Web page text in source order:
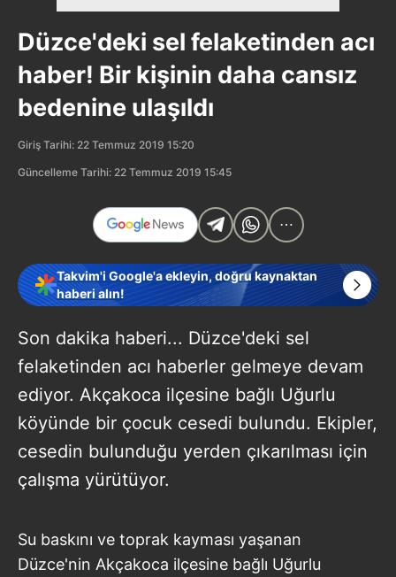
Düzce'deki sel felaketinden acı
haber! Bir kişinin daha cansız
bedenine ulaşıldı
Giriş Tarihi: 22 Temmuz 2019 15:20
Güncelleme Tarihi: 22 Temmuz 2019 15:45
Takvim'i Google'a ekleyin, doğru kaynaktan
haberi alın!
Son dakika haberi... Düzce'deki sel
felaketinden acı haberler gelmeye devam
ediyor. Akçakoca ilçesine bağlı Uğurlu
köyünde bir çocuk cesedi bulundu. Ekipler,
cesedin bulunduğu yerden çıkarılması için
çalışma yürütüyor.
Su baskını ve toprak kayması yaşanan
Düzce'nin Akçakoca ilçesine bağlı Uğurlu